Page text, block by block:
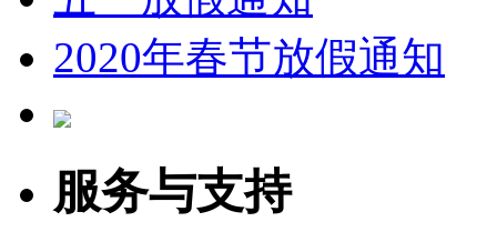
2020年春节放假通知
服务与支持